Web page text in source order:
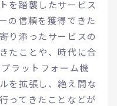
を踏襲したサービス
の信頼を獲得できた
り添ったサービスの
たことや、時代に合
ラットフォーム機
を拡張し、絶え間な
ってきたことなどが